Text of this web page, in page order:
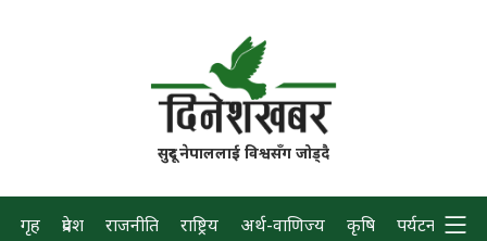
सुदूर नेपाललाई विश्वसँग जोड्दै
गृह प्रदेश राजनीति राष्ट्रिय अर्थ-वाणिज्य कृषि पर्यटन प्रवास